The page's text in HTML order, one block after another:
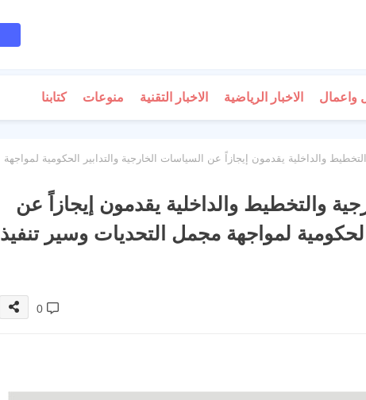
واعمال الاخبار الرياضية الاخبار التقنية منوعات كتابنا
والداخلية يقدمون إيجازاً عن السياسات الخارجية والتدابير الحكومية لمواجهة
والتخطيط والداخلية يقدمون إيجازاً عن
الحكومية لمواجهة مجمل التحديات وسير تنفيذ
0